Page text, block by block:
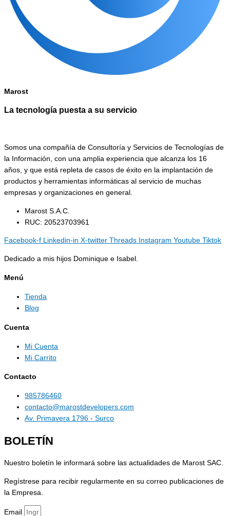
Marost
La tecnología puesta a su servicio
Somos una compañía de Consultoría y Servicios de Tecnologías de
la Información, con una amplia experiencia que alcanza los 16
años, y que está repleta de casos de éxito en la implantación de
productos y herramientas informáticas al servicio de muchas
empresas y organizaciones en general.
Marost S.A.C.
RUC: 20523703961
Facebook-f Linkedin-in X-twitter Threads Instagram Youtube Tiktok
Dedicado a mis hijos Dominique e Isabel.
Menú
Tienda
Blog
Cuenta
Mi Cuenta
Mi Carrito
Contacto
985786460
contacto@marostdevelopers.com
Av. Primavera 1796 - Surco
BOLETÍN
Nuestro boletín le informará sobre las actualidades de Marost SAC.
Regístrese para recibir regularmente en su correo publicaciones de
la Empresa.
Email